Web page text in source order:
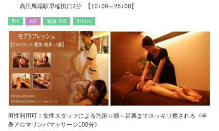
高田馬場駅早稲田口2分 【10:00～26:00】
ﾘﾗｸ ｴｽﾃ 整体･ｶｲﾛ ﾘﾌﾚｯｼｭ
男性利用可！女性スタッフによる施術☆頭～足裏までスッキリ癒される《全
身アロマリンパマッサージ100分》